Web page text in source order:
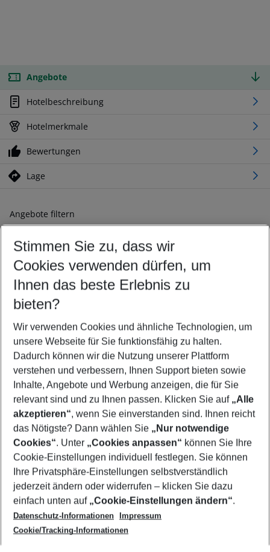
Angebote
Hotelbeschreibung
Hotelmerkmale
Bewertungen
Lage
Angebote filtern
Ändern Sie Ihre Kriterien nach Ihren Wünschen
Abflughafen wählen
Beliebiger Abflughafen
Reisezeitraum wählen
10.08.26– 08.08.27 5-8 Nächte
2 Erwachsene Keine Kinder
Mehr Filter anzeigen
Footer
Footer navigation
Über uns
AGB
Cookie-Einstellungen ändern
Cookie-Richtlinie
Datenschutz
Service & Hilfe
Barrierefreies Reisen
Check-in
Folgen Sie uns
Stimmen Sie zu, dass wir
Cookies verwenden dürfen, um
Ihnen das beste Erlebnis zu
bieten?
Wir verwenden Cookies und ähnliche Technologien, um
unsere Webseite für Sie funktionsfähig zu halten.
Dadurch können wir die Nutzung unserer Plattform
verstehen und verbessern, Ihnen Support bieten sowie
Inhalte, Angebote und Werbung anzeigen, die für Sie
relevant sind und zu Ihnen passen. Klicken Sie auf „Alle
akzeptieren“, wenn Sie einverstanden sind. Ihnen reicht
das Nötigste? Dann wählen Sie „Nur notwendige
Cookies“. Unter „Cookies anpassen“ können Sie Ihre
Cookie-Einstellungen individuell festlegen. Sie können
Ihre Privatsphäre-Einstellungen selbstverständlich
jederzeit ändern oder widerrufen – klicken Sie dazu
einfach unten auf „Cookie-Einstellungen ändern“.
Datenschutz-Informationen
Impressum
Cookie/Tracking-Informationen